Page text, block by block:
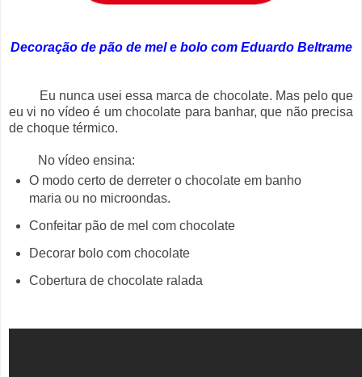
Decoração de pão de mel e bolo com Eduardo Beltrame
Eu nunca usei essa marca de chocolate. Mas pelo que
eu vi no vídeo é um chocolate para banhar, que não precisa
de choque térmico.
No vídeo ensina:
O modo certo de derreter o chocolate em banho
maria ou no microondas.
Confeitar pão de mel com chocolate
Decorar bolo com chocolate
Cobertura de chocolate ralada